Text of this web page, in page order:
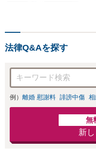
法律Q&Aを探す
例） 離婚 慰謝料 誹謗中傷
無
新